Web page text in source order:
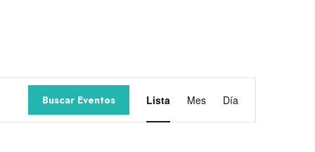
Buscar Eventos Lista Mes Día